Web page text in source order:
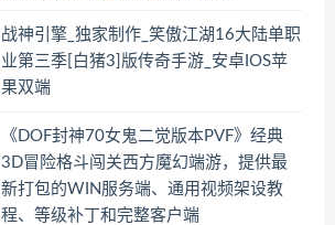
战神引擎_独家制作_笑傲江湖16大陆单职
业第三季[白猪3]版传奇手游_安卓IOS苹
果双端
《DOF封神70女鬼二觉版本PVF》经典
3D冒险格斗闯关西方魔幻端游，提供最
新打包的WIN服务端、通用视频架设教
程、等级补丁和完整客户端